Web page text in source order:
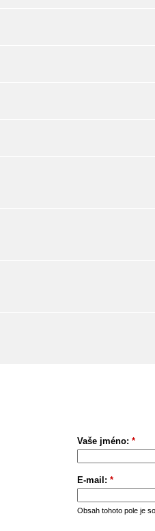
Vaše jméno: *
E-mail: *
Obsah tohoto pole je